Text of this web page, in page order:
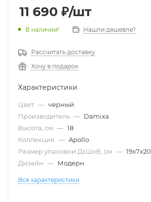
11 690 ₽/шт
В наличии! Нашли дешевле?
Рассчитать доставку
Хочу в подарок
Характеристики
Цвет — черный
Производитель — Damixa
Высота, см — 18
Коллекция — Apollo
Размер упаковки ДxШxВ, см — 19x7x20
Дизайн — Модерн
Все характеристики